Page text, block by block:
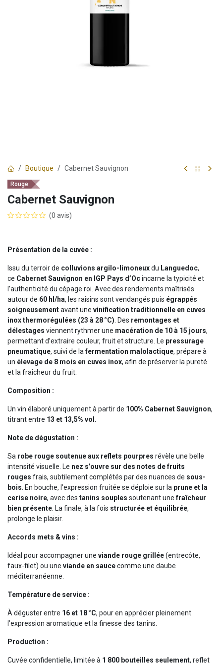
Boutique Cabernet Sauvignon
Rouge
Cabernet Sauvignon
(0 avis)
Présentation de la cuvée :
Issu du terroir de colluvions argilo-limoneuxdu Languedoc,
ce Cabernet Sauvignon en IGP Pays d’Ocincarne la typicité et
l’authenticité du cépage roi. Avec des rendements maîtrisés
autour de 60 hl/ha, les raisins sont vendangés puis égrappés
soigneusementavant une vinification traditionnelle en cuves
inox thermorégulées (23 à 28 °C). Des remontages et
délestages viennent rythmer une macération de 10 à 15 jours,
permettant d’extraire couleur, fruit et structure. Le pressurage
pneumatique, suivi de lafermentation malolactique, prépare à
un élevage de 8 mois en cuves inox, afin de préserver la pureté
et la fraîcheur du fruit.
Composition :
Un vin élaboré uniquement à partir de 100% Cabernet Sauvignon,
titrant entre 13 et 13,5% vol.
Note de dégustation :
Sa robe rouge soutenue aux reflets pourpres révèle une belle
intensité visuelle. Le nez s’ouvre sur des notes de fruits
rouges frais, subtilement complétés par des nuances de sous-
bois. En bouche, l’expression fruitée se déploie sur la prune et la
cerise noire, avec des tanins souples soutenant unefraîcheur
bien présente. La finale, à la fois structurée et équilibrée,
prolonge le plaisir.
Accords mets & vins :
Idéal pour accompagner une viande rouge grillée(entrecôte,
faux-filet) ou une viande en saucecomme une daube
méditerranéenne.
Température de service :
À déguster entre 16 et 18 °C, pour en apprécier pleinement
l’expression aromatique et la finesse des tanins.
Production :
Cuvée confidentielle, limitée à 1 800 bouteilles seulement, reflet